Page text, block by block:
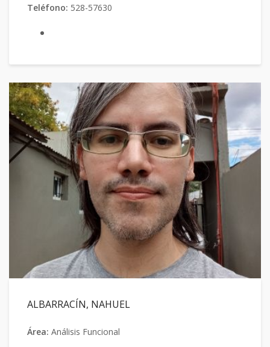
Teléfono: 528-57630
ALBARRACÍN, NAHUEL
Área: Análisis Funcional